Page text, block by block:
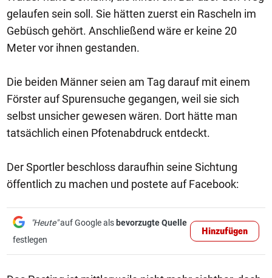
gelaufen sein soll. Sie hätten zuerst ein Rascheln im
Gebüsch gehört. Anschließend wäre er keine 20
Meter vor ihnen gestanden.
Die beiden Männer seien am Tag darauf mit einem
Förster auf Spurensuche gegangen, weil sie sich
selbst unsicher gewesen wären. Dort hätte man
tatsächlich einen Pfotenabdruck entdeckt.
Der Sportler beschloss daraufhin seine Sichtung
öffentlich zu machen und postete auf Facebook:
"Heute"auf Google als bevorzugte Quelle
festlegen
Hinzufügen